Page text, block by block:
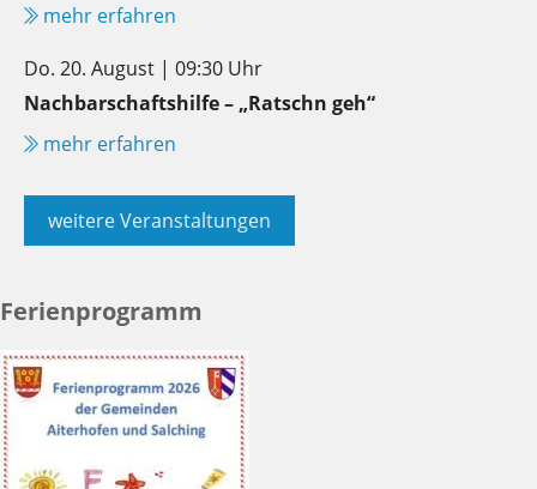
mehr erfahren
Do. 20. August | 09:30 Uhr
Nachbarschaftshilfe – „Ratschn geh“
mehr erfahren
weitere Veranstaltungen
Ferienprogramm